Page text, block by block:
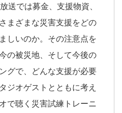
送では募金、支援物資、
まざまな災害支援をどの
しいのか。その注意点を
の被災地、そして今後の
グで、どんな支援が必要
ジオゲストとともに考え
で聴く災害試練トレーニ